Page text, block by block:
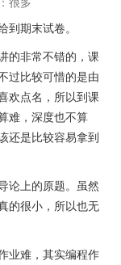
期末试卷。
的非常不错的，课
过比较可惜的是由
欢点名，所以到课
难，深度也不算
还是比较容易拿到
论上的原题。虽然
的很小，所以也无
业难，其实编程作